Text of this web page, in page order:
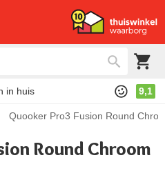
in huis 9,1
Quooker Pro3 Fusion Round
Round Chroom